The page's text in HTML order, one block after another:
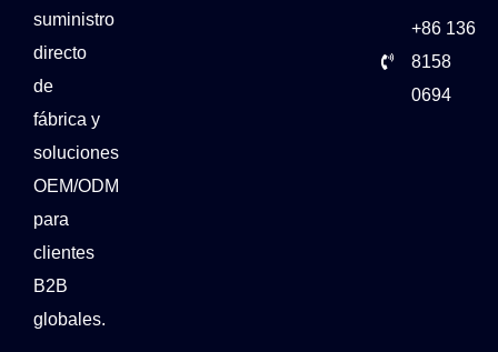
suministro
directo
de
fábrica y
soluciones
OEM/ODM
para
clientes
B2B
globales.
+86 136
8158
0694